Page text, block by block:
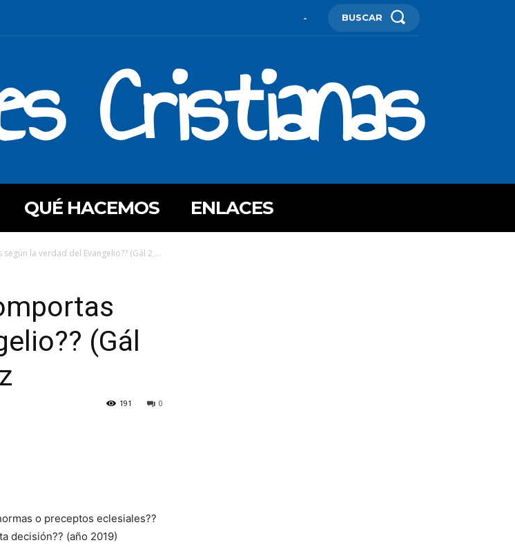
- BUSCAR
Cristianas
QUÉ HACEMOS ENLACES
la verdad del Evangelio?? (Gál 2,...
(Gál
0
191
o preceptos eclesiales??
decisión?? (año 2019)